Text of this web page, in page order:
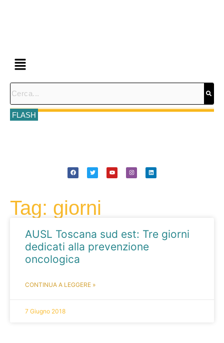
FLASH
Tag: giorni
AUSL Toscana sud est: Tre giorni
dedicati alla prevenzione
oncologica
CONTINUA A LEGGERE »
7 Giugno 2018